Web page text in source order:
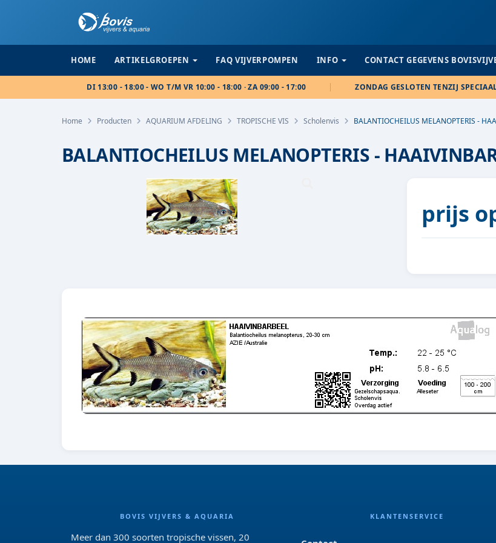
HOME ARTIKELGROEPEN FAQ VIJVERPOMPEN INFO CONTACT GEGEVENS
DI 13:00 - 18:00 - WO T/M VR 10:00 - 18:00 · ZA 09:00 - 17:00 ZONDAG GESLOTEN TENZIJ
Home Producten AQUARIUM AFDELING TROPISCHE VIS Scholenvis BALANTIOCHEILUS MELANOPTERIS -
BALANTIOCHEILUS MELANOPTERIS -
prijs
BOVIS VIJVERS & AQUARIA
Meer dan 300 soorten tropische vissen, 20
KLANTENSERVICE